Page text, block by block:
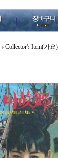
Collector's Item(가요)